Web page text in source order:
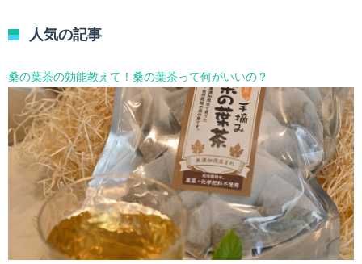
ー
選
択
人気の記事
桑の葉茶の効能教えて！桑の葉茶って何がいいの？